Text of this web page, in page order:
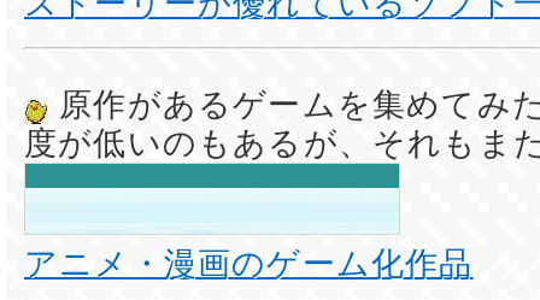
原作があるゲームを集めてみ
度が低いのもあるが、それもま
アニメ・漫画のゲーム化作品